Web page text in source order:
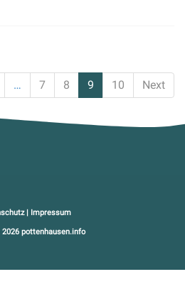
… 7 8 9 10 Next
| Impressum
2026 pottenhausen.info